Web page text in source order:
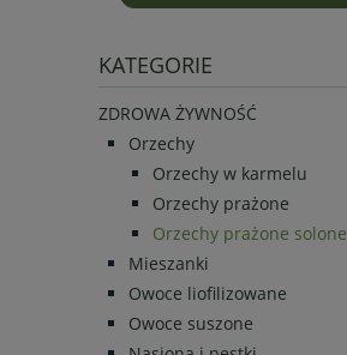
KATEGORIE
ZDROWA ŻYWNOŚĆ
Orzechy
Orzechy w karmelu
Orzechy prażone
Orzechy prażone solone
Mieszanki
Owoce liofilizowane
Owoce suszone